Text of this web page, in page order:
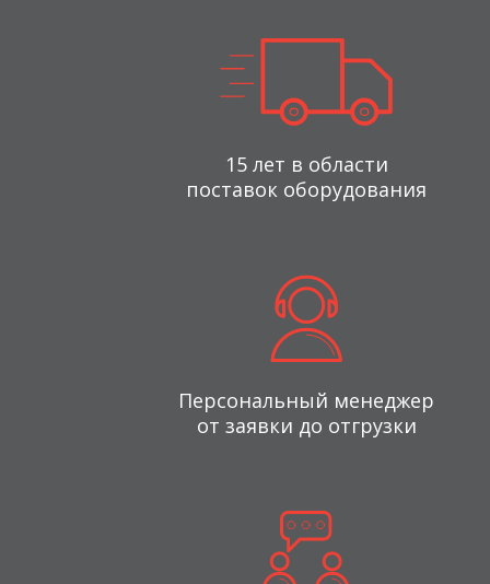
15 лет в области
поставок оборудования
Персональный менеджер
от заявки до отгрузки